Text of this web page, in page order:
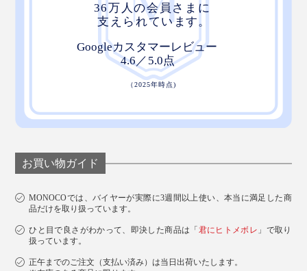
お買い物ガイド
MONOCOでは、バイヤーが実際に3週間以上使い、本当に満足した商
品だけを取り扱っています。
ひと目で良さがわかって、即決した商品は「 君にヒトメボレ 」で取り
扱っています。
正午までのご注文（支払い済み）は当日出荷いたします。